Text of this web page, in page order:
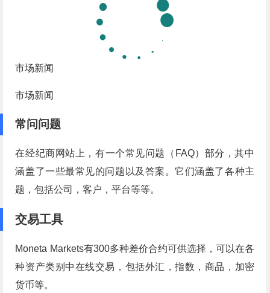
市场新闻
市场新闻
常问问题
在经纪商网站上，有一个常见问题（FAQ）部分，其中
涵盖了一些最常见的问题以及答案。它们涵盖了各种主
题，包括公司，客户，平台等等。
交易工具
Moneta Markets有300多种差价合约可供选择，可以在各
种资产类别中在线交易，包括外汇，指数，商品，加密
货币等。